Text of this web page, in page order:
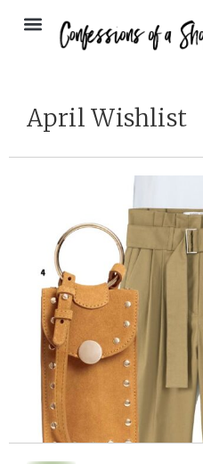
April Wishlist